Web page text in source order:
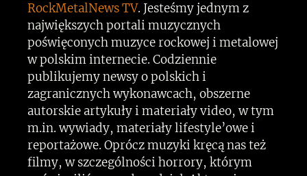
RockMetalNews TV. Jesteśmy jednym z
największych portali muzycznych
poświęconych muzyce rockowej i metalowej
w polskim internecie. Codziennie
publikujemy newsy o polskich i
zagranicznych wykonawcach, obszerne
autorskie artykuły i materiały video, w tym
m.in. wywiady, materiały lifestyle’owe i
reportażowe. Oprócz muzyki kręcą nas też
filmy, w szczególności horrory, którym